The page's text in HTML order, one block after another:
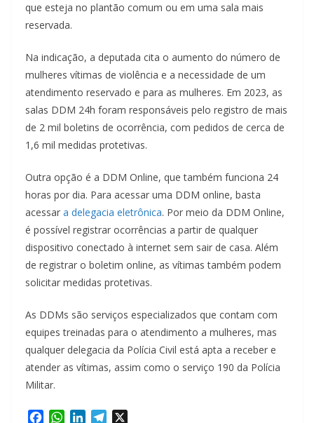
que esteja no plantão comum ou em uma sala mais
reservada.
Na indicação, a deputada cita o aumento do número de
mulheres vítimas de violência e a necessidade de um
atendimento reservado e para as mulheres. Em 2023, as
salas DDM 24h foram responsáveis pelo registro de mais
de 2 mil boletins de ocorrência, com pedidos de cerca de
1,6 mil medidas protetivas.
Outra opção é a DDM Online, que também funciona 24
horas por dia. Para acessar uma DDM online, basta
acessar a delegacia eletrônica. Por meio da DDM Online,
é possível registrar ocorrências a partir de qualquer
dispositivo conectado à internet sem sair de casa. Além
de registrar o boletim online, as vítimas também podem
solicitar medidas protetivas.
As DDMs são serviços especializados que contam com
equipes treinadas para o atendimento a mulheres, mas
qualquer delegacia da Polícia Civil está apta a receber e
atender as vítimas, assim como o serviço 190 da Polícia
Militar.
W